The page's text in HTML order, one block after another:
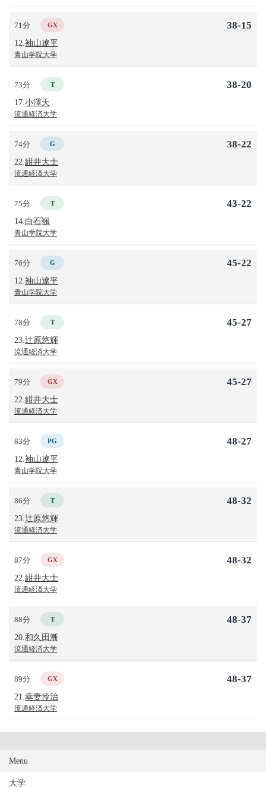
71分 GX
12. 袖山遼平
青山学院大学
38-15
73分 T
17. 小澤天
流通経済大学
38-20
74分 G
22. 紺井大士
流通経済大学
38-22
75分 T
14. 白石颯
青山学院大学
43-22
76分 G
12. 袖山遼平
青山学院大学
45-22
78分 T
23. 辻原悠輝
流通経済大学
45-27
79分 GX
22. 紺井大士
流通経済大学
45-27
83分 PG
12. 袖山遼平
青山学院大学
48-27
86分 T
23. 辻原悠輝
流通経済大学
48-32
87分 GX
22. 紺井大士
流通経済大学
48-32
88分 T
20. 和久田漸
流通経済大学
48-37
89分 GX
21. 幸妻怜治
流通経済大学
48-37
Menu
大学